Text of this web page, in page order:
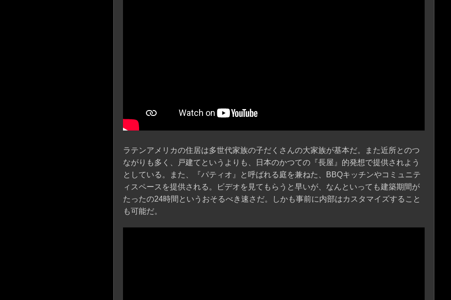
ラテンアメリカの住居は多世代家族の子だくさんの大家族が基本だ。また近所とのつ
ながりも多く、戸建てというよりも、日本のかつての『長屋』的発想で提供されよう
としている。また、『パティオ』と呼ばれる庭を兼ねた、BBQキッチンやコミュニテ
ィスペースを提供される。ビデオを見てもらうと早いが、なんといっても建築期間が
たったの24時間というおそるべき速さだ。しかも事前に内部はカスタマイズすること
も可能だ。